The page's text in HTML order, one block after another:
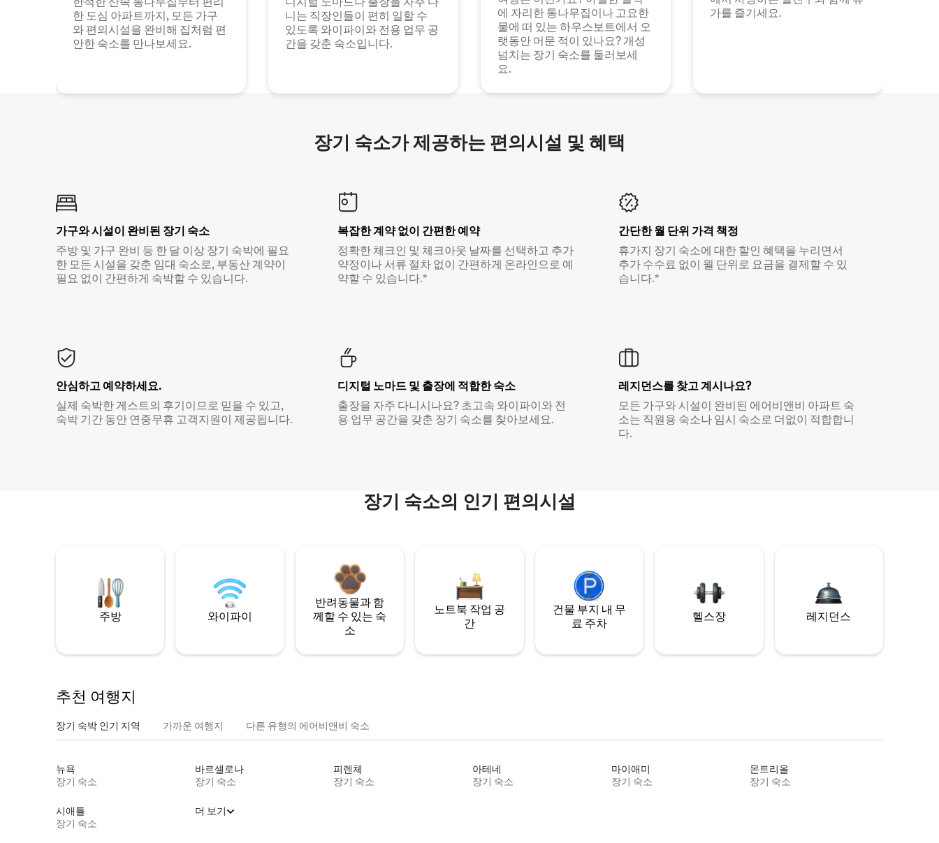
한 도심 아파트까지, 모든 가구
와 편의시설을 완비해 집처럼 편
안한 숙소를 만나보세요.
니는 직장인들이 편히 일할 수
있도록 와이파이와 전용 업무 공
간을 갖춘 숙소입니다.
에 자리한 통나무집이나 고요한
물에 떠 있는 하우스보트에서 오
랫동안 머문 적이 있나요? 개성
넘치는 장기 숙소를 둘러보세
요.
가를 즐기세요.
장기 숙소가 제공하는 편의시설 및 혜택
가구와 시설이 완비된 장기 숙소
주방 및 가구 완비 등 한 달 이상 장기 숙박에 필요
한 모든 시설을 갖춘 임대 숙소로, 부동산 계약이
필요 없이 간편하게 숙박할 수 있습니다.
복잡한 계약 없이 간편한 예약
정확한 체크인 및 체크아웃 날짜를 선택하고 추가
약정이나 서류 절차 없이 간편하게 온라인으로 예
약할 수 있습니다.*
간단한 월 단위 가격 책정
휴가지 장기 숙소에 대한 할인 혜택을 누리면서
추가 수수료 없이 월 단위로 요금을 결제할 수 있
습니다.*
안심하고 예약하세요.
실제 숙박한 게스트의 후기이므로 믿을 수 있고,
숙박 기간 동안 연중무휴 고객지원이 제공됩니다.
디지털 노마드 및 출장에 적합한 숙소
출장을 자주 다니시나요? 초고속 와이파이와 전
용 업무 공간을 갖춘 장기 숙소를 찾아보세요.
레지던스를 찾고 계시나요?
모든 가구와 시설이 완비된 에어비앤비 아파트 숙
소는 직원용 숙소나 임시 숙소로 더없이 적합합니
다.
장기 숙소의 인기 편의시설
주방 와이파이
반려동물과 함
께할 수 있는 숙
소
노트북 작업 공
간
건물 부지 내 무
료 주차
헬스장 레지던스
추천 여행지
장기 숙박 인기 지역 가까운 여행지 다른 유형의 에어비앤비 숙소
뉴욕
장기 숙소
바르셀로나
장기 숙소
피렌체
장기 숙소
아테네
장기 숙소
마이애미
장기 숙소
몬트리올
장기 숙소
시애틀
장기 숙소
더 보기